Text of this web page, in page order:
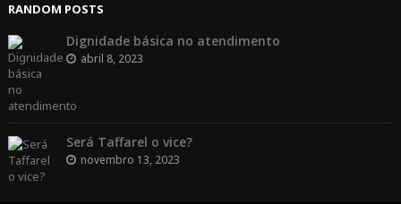
RANDOM POSTS
Dignidade básica no atendimento
abril 8, 2023
Será Taffarel o vice?
novembro 13, 2023